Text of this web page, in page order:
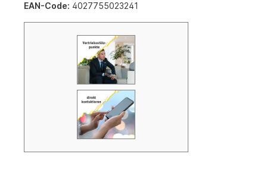
EAN-Code: 4027755023241